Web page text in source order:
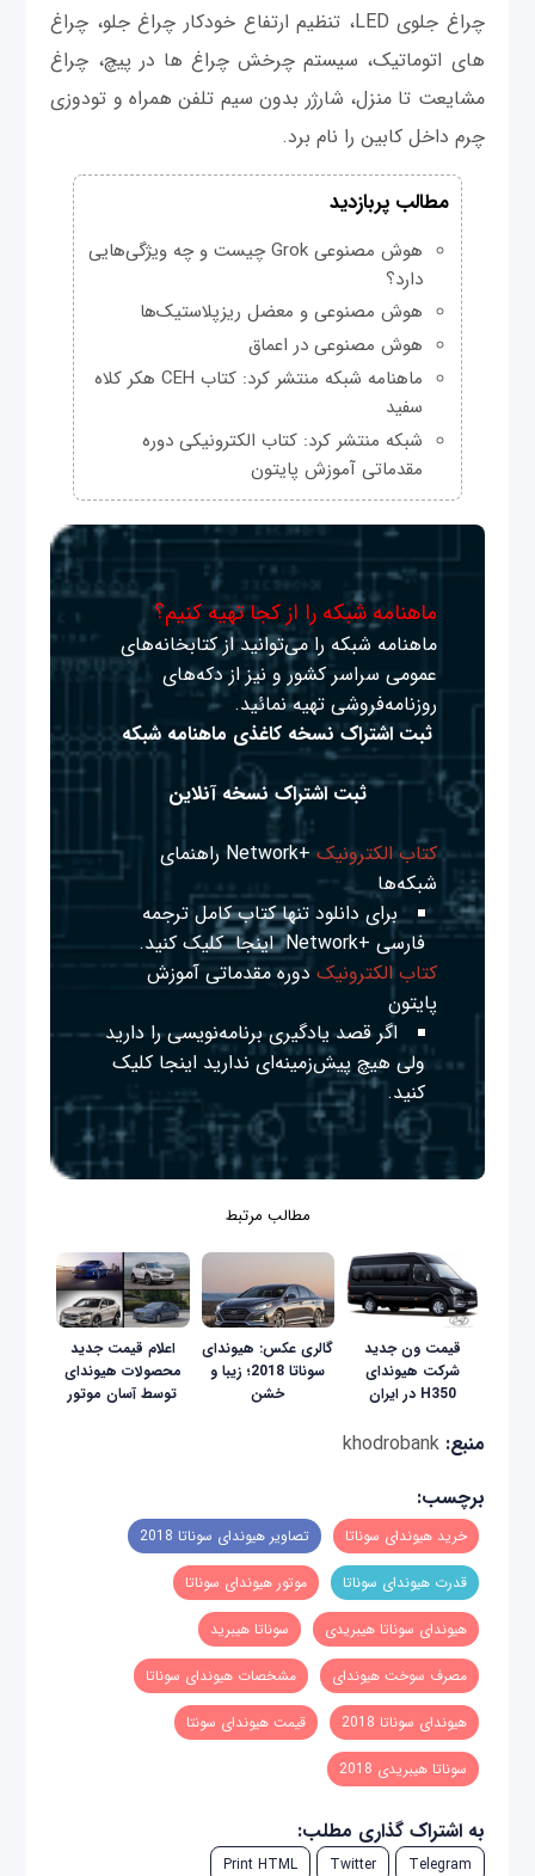
چراغ جلوی LED، تنظیم ارتفاع خودکار چراغ جلو، چراغ
های اتوماتیک، سیستم چرخش چراغ ها در پیچ، چراغ
مشایعت تا منزل، شارژر بدون سیم تلفن همراه و تودوزی
چرم داخل کابین را نام برد.
مطالب پربازدید
هوش مصنوعی Grok چیست و چه ویژگی‌هایی
دارد؟
هوش مصنوعی و معضل ریزپلاستیک‌ها
هوش مصنوعی در اعماق
ماهنامه شبکه منتشر کرد: کتاب CEH هکر کلاه
سفید
شبکه منتشر کرد: کتاب الکترونیکی دوره
مقدماتی آموزش پایتون
ماهنامه شبکه را از کجا تهیه کنیم؟
ماهنامه شبکه را می‌توانید از کتابخانه‌های
عمومی سراسر کشور و نیز از دکه‌های
روزنامه‌فروشی تهیه نمائید.
ثبت اشتراک نسخه کاغذی ماهنامه شبکه
ثبت اشتراک نسخه آنلاین
کتاب الکترونیک
+Network راهنمای
شبکه‌ها
برای دانلود تنها کتاب کامل ترجمه
فارسی +Network
اینجا کلیک کنید.
کتاب الکترونیک دوره مقدماتی آموزش
پایتون
اگر قصد یادگیری برنامه‌نویسی را دارید
ولی هیچ پیش‌زمینه‌ای نداریداینجا کلیک
کنید.
مطالب مرتبط
قیمت ون جدید
شرکت هیوندای
H350 در ایران
گالری عکس: هیوندای
سوناتا 2018؛ زیبا و
خشن
اعلام قیمت جدید
محصولات هیوندای
توسط آسان موتور
منبع:khodrobank
برچسب:
خرید هیوندای سوناتا تصاویر هیوندای سوناتا 2018
قدرت هیوندای سوناتا موتور هیوندای سوناتا
هیوندای سوناتا هیبریدی سوناتا هیبرید
مصرف سوخت هیوندای مشخصات هیوندای سوناتا
هیوندای سوناتا 2018 قیمت هیوندای سونتا
سوناتا هیبریدی 2018
به اشتراک گذاری مطلب:
Telegram
Twitter
Print HTML